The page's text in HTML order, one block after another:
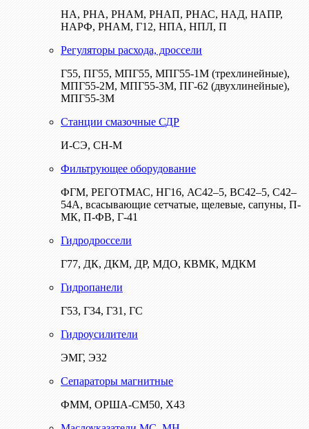
НА, РНА, РНАМ, РНАП, РНАС, НАД, НАПР,
НАРФ, РНАМ, Г12, НПА, НПЛ, П
Регуляторы расхода, дроссели
Г55, ПГ55, МПГ55, МПГ55-1М (трехлинейные),
МПГ55-2М, МПГ55-3М, ПГ-62 (двухлинейные),
МПГ55-3М
Станции смазочные СДР
И-СЭ, СН-М
Фильтрующее оборудование
ФГМ, РЕГОТМАС, НГ16, АС42–5, ВС42–5, С42–
54А, всасывающие сетчатые, щелевые, сапуны, П-
МК, П-ФВ, Г-41
Гидродроссели
Г77, ДК, ДКМ, ДР, МДО, КВМК, МДКМ
Гидропанели
Г53, Г34, Г31, ГС
Гидроусилители
ЭМГ, Э32
Сепараторы магнитные
ФММ, ОРША-СМ50, Х43